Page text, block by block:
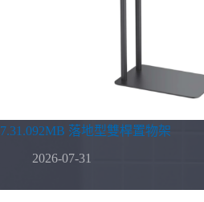
7.31.092MB 落地型雙桿置物架
2026-07-31